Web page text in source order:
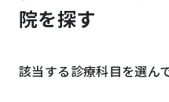
感染症
院を探す
該当する診療科目を選ん